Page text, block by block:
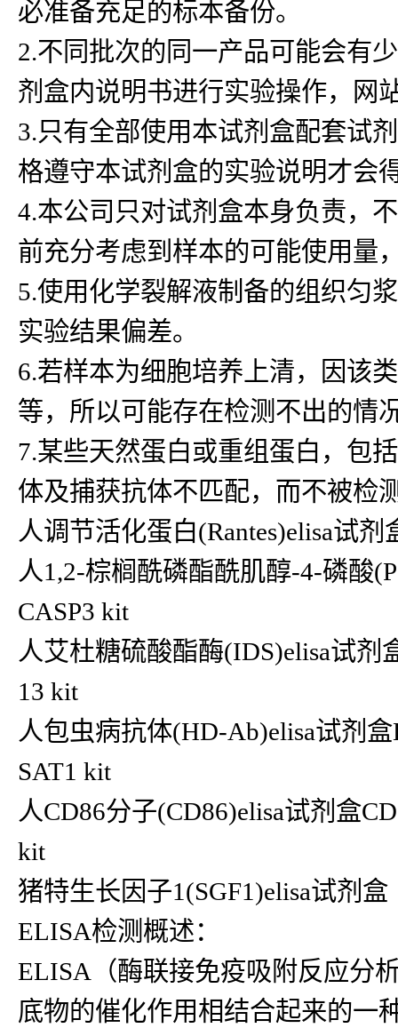
必准备充足的标本备份。
2.不同批次的同一产品可能会有
剂盒内说明书进行实验操作，网
3.只有全部使用本试剂盒配套试
格遵守本试剂盒的实验说明才会
4.本公司只对试剂盒本身负责，
前充分考虑到样本的可能使用量
5.使用化学裂解液制备的组织匀
实验结果偏差。
6.若样本为细胞培养上清，因该
等，所以可能存在检测不出的情
7.某些天然蛋白或重组蛋白，包
体及捕获抗体不匹配，而不被检
人调节活化蛋白(Rantes)elisa试
人1,2-棕榈酰磷酯酰肌醇-4-磷酸
CASP3 kit
人艾杜糖硫酸酯酶(IDS)elisa试
13 kit
人包虫病抗体(HD-Ab)elisa试剂
SAT1 kit
人CD86分子(CD86)elisa试剂盒
kit
猪特生长因子1(SGF1)elisa试剂盒
ELISA检测概述：
ELISA（酶联接免疫吸附反应分
底物的催化作用相结合起来的一